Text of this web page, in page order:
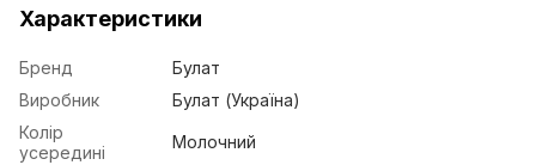
Характеристики
Бренд
Булат
Виробник
Булат (Україна)
Колір
усередині
Молочний